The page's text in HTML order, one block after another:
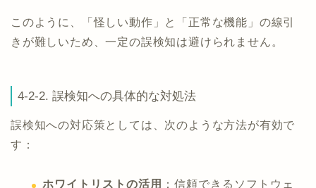
このように、「怪しい動作」と「正常な機能」の線引
きが難しいため、一定の誤検知は避けられません。
4-2-2. 誤検知への具体的な対処法
誤検知への対応策としては、次のような方法が有効で
す：
ホワイトリストの活用
：信頼できるソフトウェ